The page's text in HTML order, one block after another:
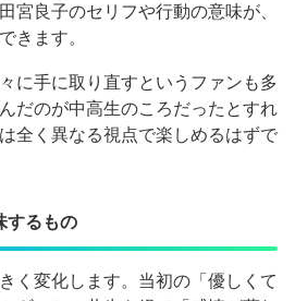
宮良子のセリフや行動の意味が、
きます。
に手に取り直すというファンも多
だのが中高生のころだったとすれ
全く異なる視点で楽しめるはずで
するもの
く変化します。当初の「優しくて